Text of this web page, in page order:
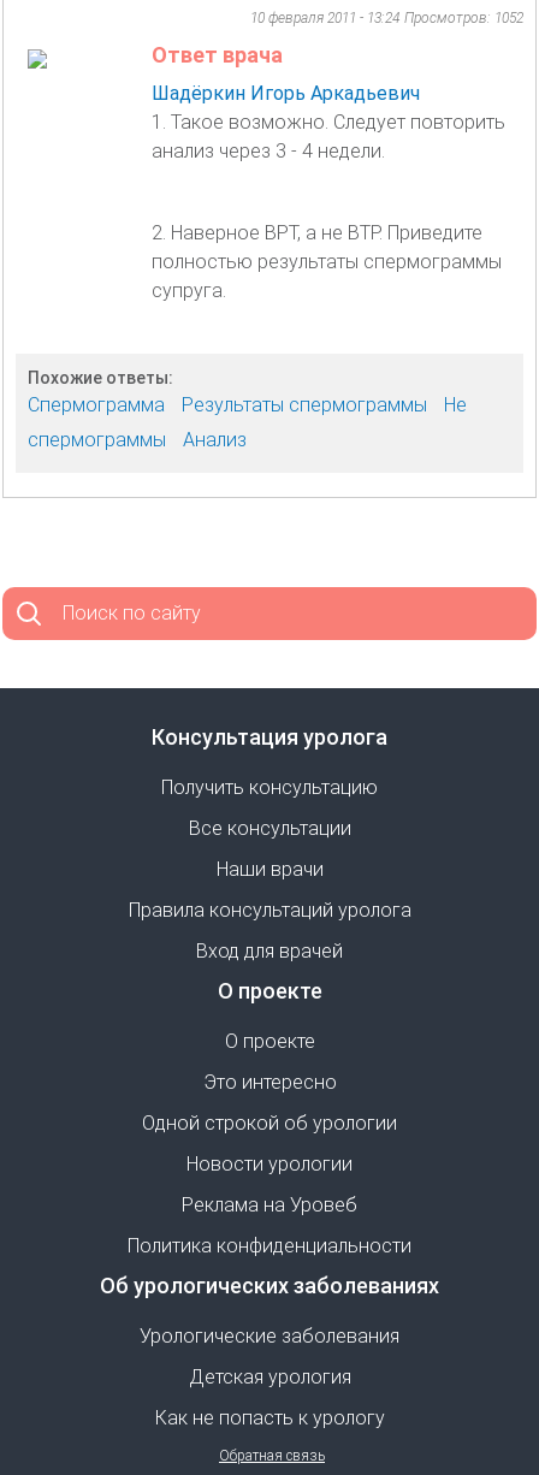
10 февраля 2011 - 13:24 Просмотров: 1052
Ответ врача
Шадёркин Игорь Аркадьевич
1. Такое возможно. Следует повторить
анализ через 3 - 4 недели.
2. Наверное ВРТ, а не ВТР. Приведите
полностью результаты спермограммы
супруга.
Похожие ответы:
Спермограмма Результаты спермограммы
Не
спермограммы
Анализ
Поиск по сайту
Консультация уролога
Получить консультацию
Все консультации
Наши врачи
Правила консультаций уролога
Вход для врачей
О проекте
О проекте
Это интересно
Одной строкой об урологии
Новости урологии
Реклама на Уровеб
Политика конфиденциальности
Об урологических заболеваниях
Урологические заболевания
Детская урология
Как не попасть к урологу
Обратная связь